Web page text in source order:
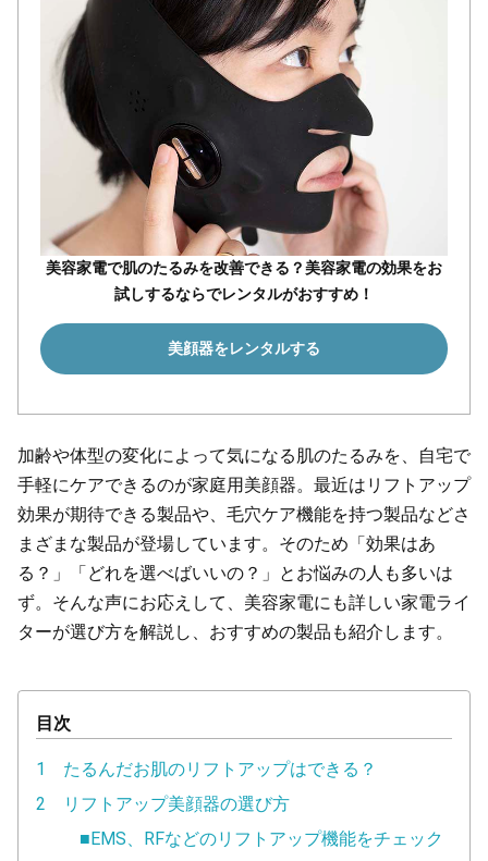
美容家電で肌のたるみを改善できる？美容家電の効果をお
試しするならでレンタルがおすすめ！
美顔器をレンタルする
加齢や体型の変化によって気になる肌のたるみを、自宅で
手軽にケアできるのが家庭用美顔器。最近はリフトアップ
効果が期待できる製品や、毛穴ケア機能を持つ製品などさ
まざまな製品が登場しています。そのため「効果はあ
る？」「どれを選べばいいの？」とお悩みの人も多いは
ず。そんな声にお応えして、美容家電にも詳しい家電ライ
ターが選び方を解説し、おすすめの製品も紹介します。
目次
1 たるんだお肌のリフトアップはできる？
2 リフトアップ美顔器の選び方
■EMS、RFなどのリフトアップ機能をチェック